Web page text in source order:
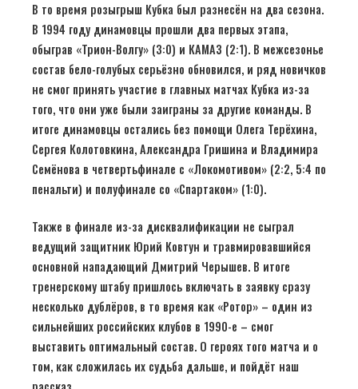
В то время розыгрыш Кубка был разнесён на два сезона.
В 1994 году динамовцы прошли два первых этапа,
обыграв «Трион-Волгу» (3:0) и КАМАЗ (2:1). В межсезонье
состав бело-голубых серьёзно обновился, и ряд новичков
не смог принять участие в главных матчах Кубка из-за
того, что они уже были заиграны за другие команды. В
итоге динамовцы остались без помощи Олега Терёхина,
Сергея Колотовкина, Александра Гришина и Владимира
Семёнова в четвертьфинале с «Локомотивом» (2:2, 5:4 по
пенальти) и полуфинале со «Спартаком» (1:0).
Также в финале из-за дисквалификации не сыграл
ведущий защитник Юрий Ковтун и травмировавшийся
основной нападающий Дмитрий Черышев. В итоге
тренерскому штабу пришлось включать в заявку сразу
несколько дублёров, в то время как «Ротор» – один из
сильнейших российских клубов в 1990-е – смог
выставить оптимальный состав. О героях того матча и о
том, как сложилась их судьба дальше, и пойдёт наш